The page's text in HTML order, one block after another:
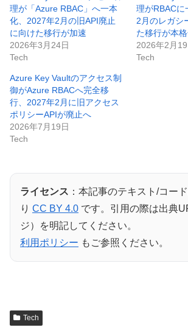
理が「Azure RBAC」へ一本
化、2027年2月の旧API廃止
に向けた移行が加速
2026年3月24日
Tech
理がRBAC
2月のレガシ
た移行が本
2026年2月19
Tech
Azure Key Vaultのアクセス制
御がAzure RBACへ完全移
行、2027年2月に旧アクセス
ポリシーAPIが廃止へ
2026年7月19日
Tech
ライセンス ：本記事のテキスト/コー
り CC BY 4.0 です。引用の際は出典
ジ）を明記してください。
利用ポリシー もご参照ください。
Tech